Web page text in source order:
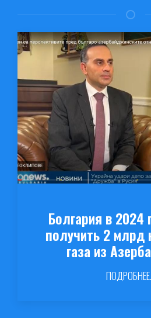
Болгария в 2024
получить 2 млрд
газа из